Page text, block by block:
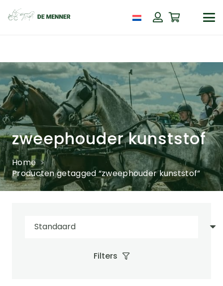
zweephouder kunststof
Home
Producten getagged “zweephouder kunststof”
Filters